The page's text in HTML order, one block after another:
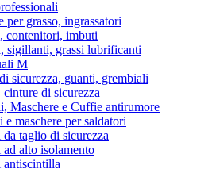
per grasso, ingrassatori
contenitori, imbuti
sigillanti, grassi lubrificanti
M
sicurezza, guanti, grembiali
di sicurezza
Maschere e Cuffie antirumore
e maschere per saldatori
taglio di sicurezza
alto isolamento
antiscintilla